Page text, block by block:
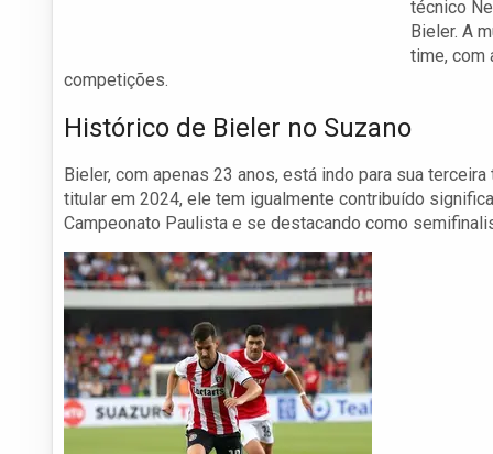
técnico
Bieler. A
time, com
competições.
Histórico de Bieler no Suzano
Bieler, com apenas 23 anos, está indo para sua
titular em 2024, ele tem igualmente contribuído
Campeonato Paulista e se destacando como